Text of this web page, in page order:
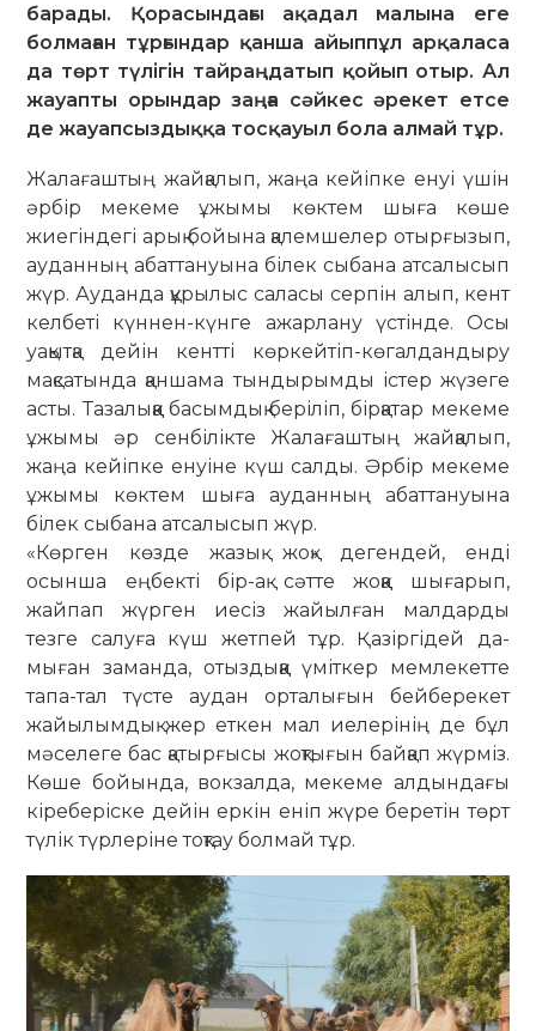
барады. Қорасындағы ақадал малына еге
болмаған тұрғындар қанша айыппұл арқаласа
да төрт түлігін тайраңдатып қойып отыр. Ал
жауапты орындар заңға сәйкес әрекет етсе
де жауапсыздыққа тосқауыл бола алмай тұр.
Жалағаштың жайқалып, жаңа кейіп­ке енуі үшін
әрбір мекеме ұжымы көктем шыға көше
жиегіндегі арық бойына қалемшелер отырғызып,
аудан­ның абаттануына білек сыбана атсалысып
жүр. Ауданда құрылыс саласы сер­пін алып, кент
келбеті күннен-күнге ажарлану үстінде. Осы
уақытқа дейін кентті көркейтіп-көгалдандыру
мақ­са­тында қаншама тындырымды іс­тер жүзеге
асты. Тазалыққа басымдық бе­ріліп, бірқатар мекеме
ұжымы әр сенбілікте Жалағаштың жайқалып,
жаңа кейіпке енуіне күш салды. Әрбір мекеме
ұжымы көктем шыға ауданның абаттануына
білек сыбана атсалысып жүр.
«Көрген көзде жазық жоқ» дегендей, енді
осынша еңбекті бір-ақ сәтте жоққа шығарып,
жайпап жүрген иесіз жайылған малдарды
тезге салуға күш жетпей тұр. Қазіргідей да­
мыған заманда, отыздыққа үміткер мем­­лекетте
тапа-тал түсте аудан ор­та­лығын бейберекет
жайылымдық жер еткен мал иелерінің де бұл
мәселеге бас қатырғысы жоқтығын байқап жүрміз.
Көше бойында, вокзалда, мекеме ал­дын­дағы
кіреберіске дейін еркін еніп жү­ре беретін төрт
түлік түрлеріне тоқтау болмай тұр.